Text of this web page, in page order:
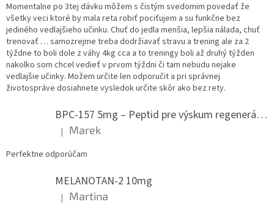
Momentalne po 3tej dávku môžem s čistým svedomim povedať že
všetky veci ktoré by mala reta robiť pociťujem a su funkčne bez
jediného vedlajšieho učinku. Chuť do jedla menšia, lepšia nálada, chuť
trenovať … samozrejme treba dodržiavať stravu a trening ale za 2
týždne to boli dole z váhy 4kg cca a to treningy boli až druhý týžden
nakolko som chcel vedieť v prvom týždni či tam nebudu nejake
vedlajšie učinky. Možem určite len odporučit a pri správnej
životospráve dosiahnete vysledok určite skôr ako bez rety.
BPC-157 5mg – Peptid pre výskum regenerácie.
Hodnotenie produktu je 5 z 5 hviezdičiek.
| Marek
Perfektne odporúčam
MELANOTAN-2 10mg
Hodnotenie produktu je 5 z 5 hviezdičiek.
| Martina